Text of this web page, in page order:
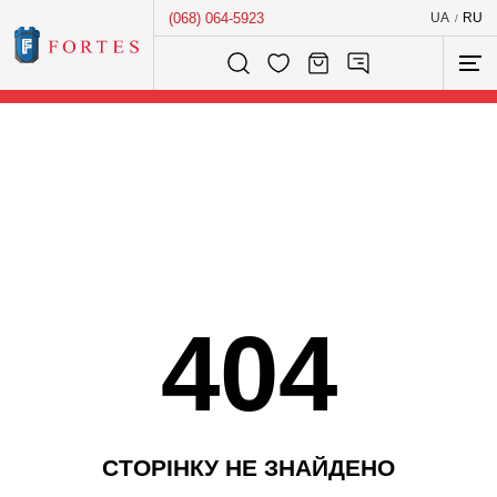
(068) 064-5923 UA / RU
Розумний пошук...
404
СТОРІНКУ НЕ ЗНАЙДЕНО